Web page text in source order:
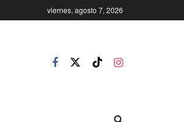
viernes, agosto 7, 2026